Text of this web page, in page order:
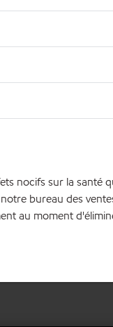
nocifs sur la
bureau des
au moment